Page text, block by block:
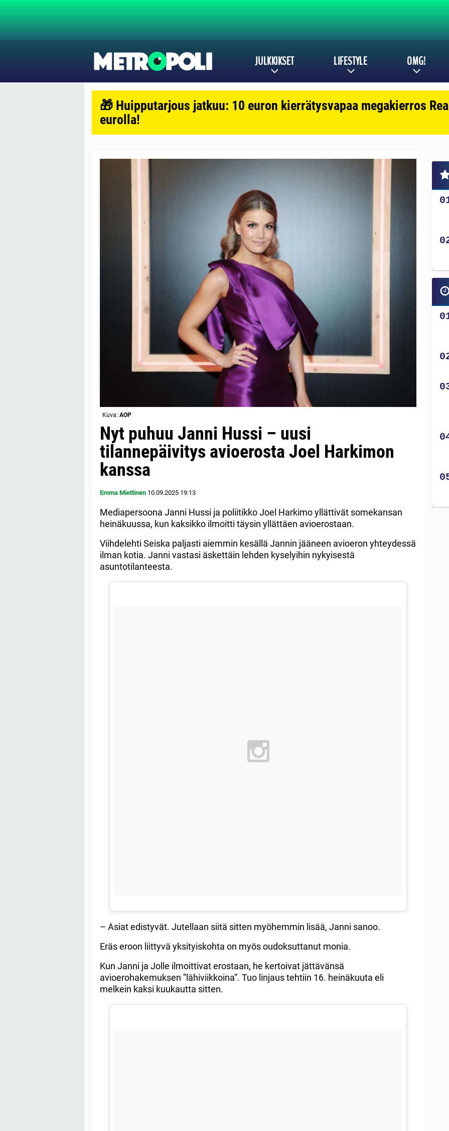
JULKKIKSET LIFESTYLE OMG!
🎁 Huipputarjous jatkuu: 10 euron kierrätysvapaa megakierros
eurolla!
Kuva: AOP
Nyt puhuu Janni Hussi – uusi
tilannepäivitys avioerosta Joel Harkimon
kanssa
Emma Miettinen 10.09.2025 19:13
Mediapersoona Janni Hussi ja poliitikko Joel Harkimo yllättivät somekansan
heinäkuussa, kun kaksikko ilmoitti täysin yllättäen avioerostaan.
Viihdelehti Seiska paljasti aiemmin kesällä Jannin jääneen avioeron yhteydessä
ilman kotia. Janni vastasi äskettäin lehden kyselyihin nykyisestä
asuntotilanteesta.
– Asiat edistyvät. Jutellaan siitä sitten myöhemmin lisää, Janni sanoo.
Eräs eroon liittyvä yksityiskohta on myös oudoksuttanut monia.
Kun Janni ja Jolle ilmoittivat erostaan, he kertoivat jättävänsä
avioerohakemuksen ”lähiviikkoina”. Tuo linjaus tehtiin 16. heinäkuuta eli
melkein kaksi kuukautta sitten.